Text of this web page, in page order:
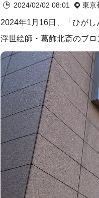
2024/02/02 08:01 東京
2024年1月16日、「ひが
浮世絵師・葛飾北斎のブロ